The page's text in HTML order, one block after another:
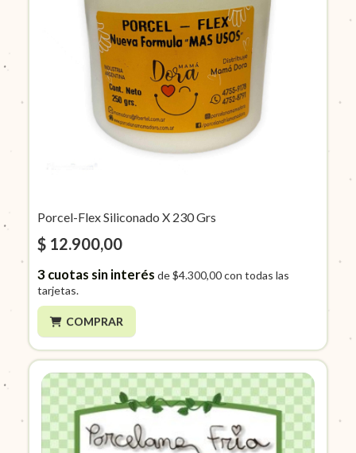
Porcel-Flex Siliconado X 230 Grs
$ 12.900,00
3cuotas sin interés de$4.300,00con todas las
tarjetas.
COMPRAR